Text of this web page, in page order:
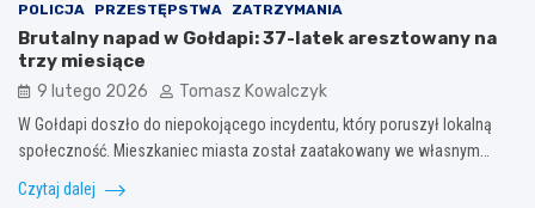
POLICJA PRZESTĘPSTWA ZATRZYMANIA
Brutalny napad w Gołdapi: 37-latek aresztowany na
trzy miesiące
9 lutego 2026 Tomasz Kowalczyk
W Gołdapi doszło do niepokojącego incydentu, który poruszył lokalną
społeczność. Mieszkaniec miasta został zaatakowany we własnym…
Czytaj dalej